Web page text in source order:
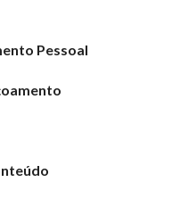
Pessoal